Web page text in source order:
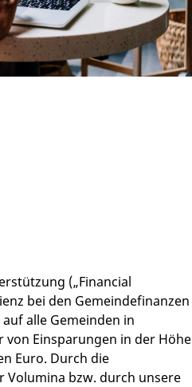
(„Financial
bei den Gemeindefinanzen
alle Gemeinden in
Einsparungen in der Höhe
Euro. Durch die
Volumina bzw. durch unsere